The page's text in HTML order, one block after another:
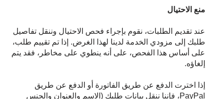
منع الاحتيال
عند تقديم الطلبات، نقوم بإجراء فحص الاحتيال وننقل تفاصيل
طلبك إلى مزودي الخدمة لدينا لهذا الغرض. إذا تم تقييم طلب،
على أساس هذا الفحص، على أنه ينطوي على مخاطر، فقد يتم
إلغاؤه.
إذا اخترت الدفع عن طريق الفاتورة أو الدفع عن طريق
PayPal، فإننا ننقل بيانات طلبك (الاسم والعنوان والجنس